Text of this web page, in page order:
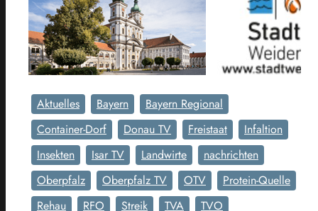
Aktuelles Bayern
Bayern Regional
Container-Dorf
Donau TV Freistaat
Infaltion
Insekten
Isar TV Landwirte
nachrichten
Oberpfalz
Oberpfalz TV OTV
Protein-Quelle
Rehau
RFO Streik TVA TVO